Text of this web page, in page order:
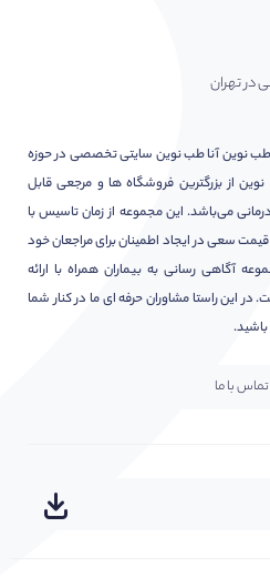
در تهران
طب نوین آنا طب نوین سایتی تخصصی در حوزه
از بزرگترین فروشگاه ها و مرجعی قابل
می‌باشد. این مجموعه از زمان تاسیس با
سعی در ایجاد اطمینان برای مراجعان خود
آگاهی رسانی به بیماران همراه با ارائه
این راستا مشاوران حرفه ای ما در کنار شما
تماس با ما